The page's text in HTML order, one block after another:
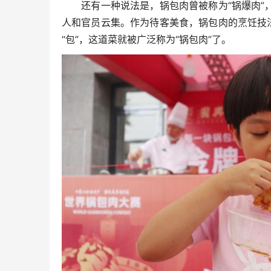
还有一种说法是，锅包肉曾被称为“锅爆肉”
人和官员云集。作为待客美食，锅包肉的烹饪
“包”，这道菜就被广泛称为“锅包肉”了。